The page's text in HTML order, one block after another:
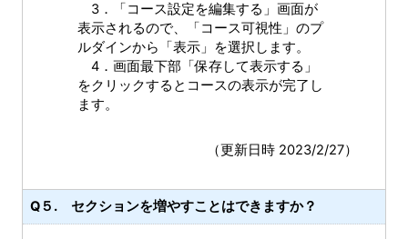
3．「コース設定を編集する」画面が
表示されるので、「コース可視性」のプ
ルダインから「表示」を選択します。
4．画面最下部「保存して表示する」
をクリックするとコースの表示が完了し
ます。
（更新日時 2023/2/27）
Q５. セクションを増やすことはできますか？